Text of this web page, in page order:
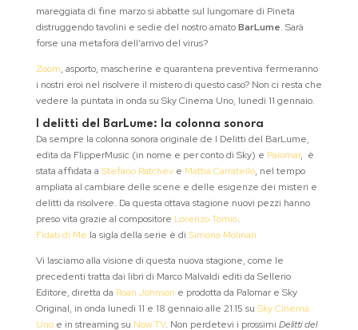
mareggiata di fine marzo si abbatte sul lungomare di Pineta
distruggendo tavolini e sedie del nostro amatoBarLume. Sarà
forse una metafora dell’arrivo del virus?
Zoom, asporto, mascherine e quarantena preventiva fermeranno
i nostri eroi nel risolvere il mistero di questo caso? Non ci resta che
vedere la puntata in onda su Sky Cinema Uno, lunedì 11 gennaio.
I delitti del BarLume: la colonna sonora
Da sempre la colonna sonora originale de I Delitti del BarLume,
edita da FlipperMusic (in nome e per conto di Sky) e Palomar, è
stata affidata a Stefano Ratcheve Mattia Carratello, nel tempo
ampliata al cambiare delle scene e delle esigenze dei misteri e
delitti da risolvere. Da questa ottava stagione nuovi pezzi hanno
preso vita grazie al compositore Lorenzo Tomio.
Fidati di Me la sigla della serie è di Simona Molinari
Vi lasciamo alla visione di questa nuova stagione, come le
precedenti tratta dai libri di Marco Malvaldi editi da Sellerio
Editore, diretta da Roan Johnson e prodotta da Palomar e Sky
Original, in onda lunedì 11 e 18 gennaio alle 21.15 su Sky Cinema
Unoe in streaming su Now TV. Non perdetevi i prossimi Delitti del